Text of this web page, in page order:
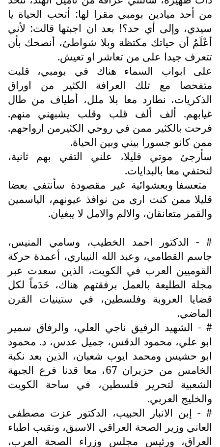
من أحد ميادين بومبي مقرا لها: أتحب الحياة يا
سيدي، وإلى أي حد؟! بعد ان اجبتها قالت: لأني
أعْلَمُ أن حياتك مكتظة وبلا شواطئ، أنصحك بأن
تتعرف جيدا على من تعاشر او تعيش.
على ابواب السماء هناك في بومبي، قلبت
متفحصا مع تلك العرافة الكثير من اوراق
الذكريات، نطارد معا بلا ملل، أطياف من طال
غيابهم. ألف ألف قلب وقلب يشبهني منهم.
فرحت بالكثير ممن في روحي الكثيرمن ارواحهم.
ممن كانو جسورا بيني وبين الحياة.
سأرجئ موتي قليلا، علني التقي بهم ثانية،
لنحتفي معا بالبدايات.
متعسفا وبعشوائية غير مقصودة سأنتفي بعضا
قليلا ممن كنت ارى من نوافذ عيونهم، الياسمين
والقمر متعانقان، والالم والامل لا يبغيان.
# - الدكتور احمد الخطيب، وسامي المنيس،
جاسم القطامي، وعبد الله النيباري، أعمدة حركة
القوميين العرب في الكويت، الذين سعدت عبر
مجلة الطليعة بالعمل برفقتهم هناك، خَدَماً لكل
قضايا العروبة وفلسطين، في ستينيات القرن
الماضي.
# - الشهيد الرفيق ناجي العلي، والرفاق سمير
ابو علي، محمود الدقس، جميل عدس، د. محمود
ابو حشيس ومحمد ايوب شعبان، الذين بعد نكبة
الخامس من حزيران 67، معا قدنا فرع الجبهة
الشعبية لتحرير فلسطين، في ساحة الكويت
والخليج العربي.
# - إبن الانبار الحبيب، الدكتور عزت مصطفى
العاني وزير الصحة العراقي الاسبق، ونقيب اطباء
العراق، ورئيس مجلس وزراء الصحة العرب،